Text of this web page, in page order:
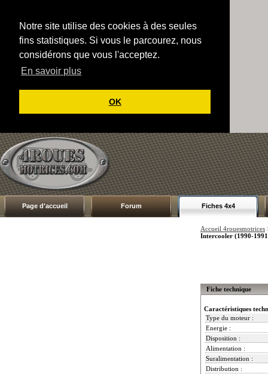
Notre site utilise des cookies à des seules
fins statistiques. Si vous le parcourez, nous
considérons que vous l'acceptez.
En savoir plus
OK
Page d'accueil Forum Fiches 4x4
Accueil 4rouesmotrices
Intercooler (1990-
Fiche technique
Caractéristiques
Type du moteur :
Energie :
Disposition :
Alimentation :
Suralimentation :
Distribution :